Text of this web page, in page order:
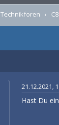
Technikforen ›
21.12.2021,
Hast Du